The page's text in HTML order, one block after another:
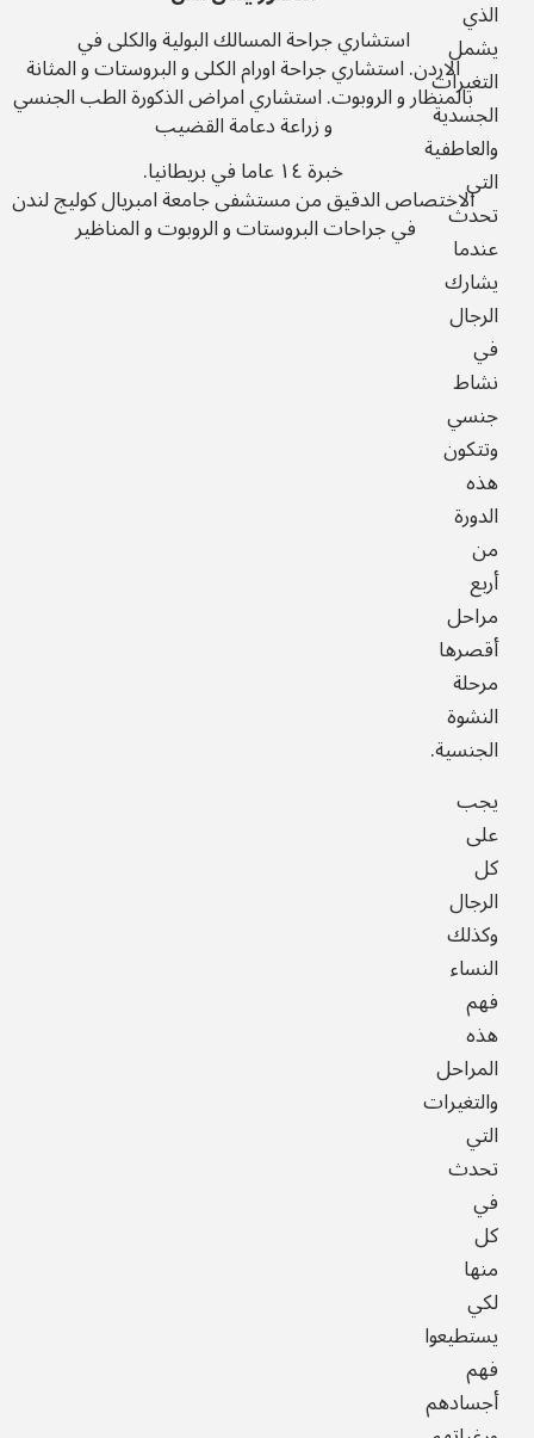
الذي
يشمل
التغيرات
الجسدية
والعاطفية
التي
تحدث
عندما
يشارك
الرجال
في
نشاط
جنسي
وتتكون
هذه
الدورة
من
أربع
مراحل
أقصرها
مرحلة
النشوة
الجنسية.
يجب
على
كل
الرجال
وكذلك
النساء
فهم
هذه
المراحل
والتغيرات
التي
تحدث
في
كل
منها
لكي
يستطيعوا
فهم
أجسادهم
استشاري جراحة المسالك البولية والكلى في
الاردن.استشاري جراحة اورام الكلى و البروستات و المثانة
بالمنظار و الروبوت.استشاري امراض الذكورة الطب الجنسي
و زراعة دعامة القضيب
خبرة ١٤ عاما في بريطانيا.
الاختصاص الدقيق من مستشفى جامعة امبريال كوليج لندن
في جراحات البروستات و الروبوت و المناظير